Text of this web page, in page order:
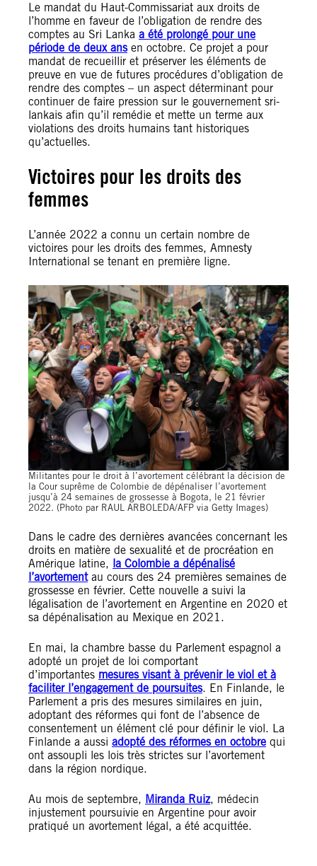
Le mandat du Haut-Commissariat aux droits de
l’homme en faveur de l’obligation de rendre des
comptes au Sri Lanka a été prolongé pour une
période de deux ansen octobre. Ce projet a pour
mandat de recueillir et préserver les éléments de
preuve en vue de futures procédures d’obligation de
rendre des comptes – un aspect déterminant pour
continuer de faire pression sur le gouvernement sri-
lankais afin qu’il remédie et mette un terme aux
violations des droits humains tant historiques
qu’actuelles.
Victoires pour les droits des
femmes
L’année 2022 a connu un certain nombre de
victoires pour les droits des femmes, Amnesty
International se tenant en première ligne.
Militantes pour le droit à l’avortement célébrant la décision de
la Cour suprême de Colombie de dépénaliser l’avortement
jusqu’à 24 semaines de grossesse à Bogota, le 21 février
2022. (Photo par RAUL ARBOLEDA/AFP via Getty Images)
Dans le cadre des dernières avancées concernant les
droits en matière de sexualité et de procréation en
Amérique latine, la Colombie a dépénalisé
l’avortementau cours des 24 premières semaines de
grossesse en février. Cette nouvelle a suivi la
légalisation de l’avortement en Argentine en 2020 et
sa dépénalisation au Mexique en 2021.
En mai, la chambre basse du Parlement espagnol a
adopté un projet de loi comportant
d’importantes mesures visant à prévenir le viol et à
faciliter l’engagement de poursuites. En Finlande, le
Parlement a pris des mesures similaires en juin,
adoptant des réformes qui font de l’absence de
consentement un élément clé pour définir le viol. La
Finlande a aussi adopté des réformes en octobre qui
ont assoupli les lois très strictes sur l’avortement
dans la région nordique.
Au mois de septembre, Miranda Ruiz, médecin
injustement poursuivie en Argentine pour avoir
pratiqué un avortement légal, a été acquittée.